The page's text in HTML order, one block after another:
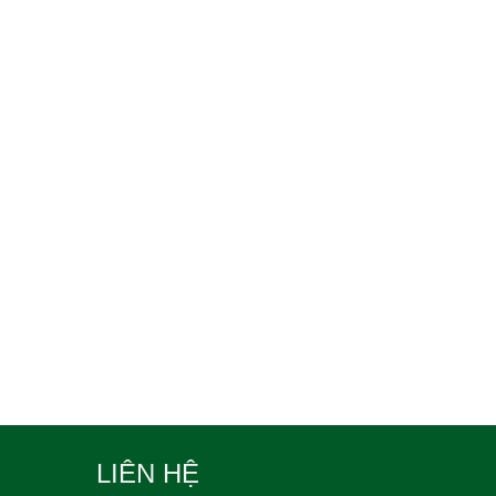
LIÊN HỆ